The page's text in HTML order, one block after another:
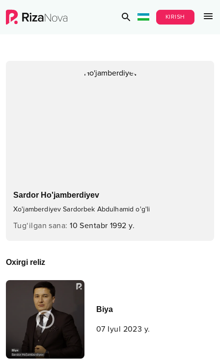
KIRISH
Sardor Ho'jamberdiyev
Xo'jamberdiyev Sardorbek Abdulhamid o'g'li
Tug‘ilgan sana:10 Sentabr 1992 y.
Oxirgi reliz
Biya
07 Iyul 2023 y.